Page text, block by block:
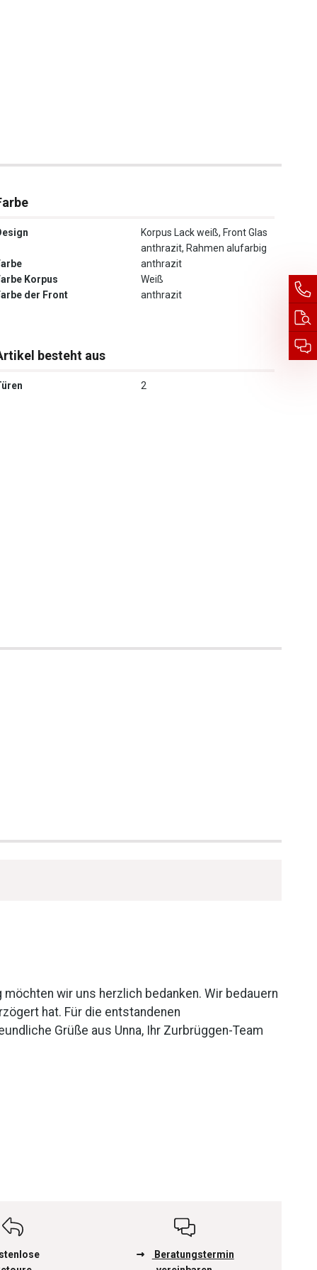
Korpus Lack weiß, Front Glas
anthrazit, Rahmen alufarbig
anthrazit
Korpus
Weiß
der Front
anthrazit
besteht aus
2
wir uns herzlich bedanken. Wir bedauern
hat. Für die entstandenen
Grüße aus Unna, Ihr Zurbrüggen-Team
Beratungstermin